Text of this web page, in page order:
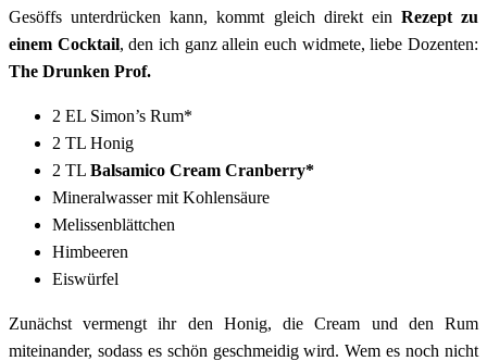
Gesöffs unterdrücken kann, kommt gleich direkt ein Rezept zu
einem Cocktail, den ich ganz allein euch widmete, liebe Dozenten:
The Drunken Prof.
2 EL Simon’s Rum*
2 TL Honig
2 TL Balsamico Cream Cranberry*
Mineralwasser mit Kohlensäure
Melissenblättchen
Himbeeren
Eiswürfel
Zunächst vermengt ihr den Honig, die Cream und den Rum
miteinander, sodass es schön geschmeidig wird. Wem es noch nicht